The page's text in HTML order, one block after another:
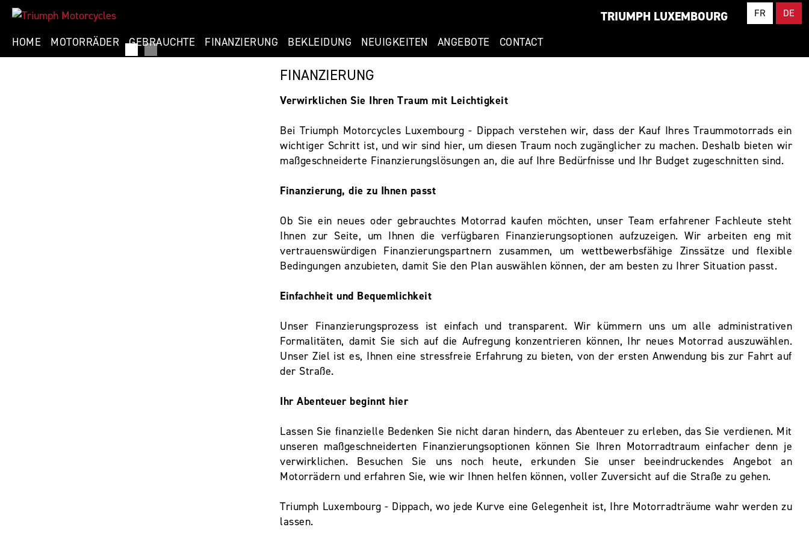
TRIUMPH LUXEMBOURG FR DE
HOME MOTORRÄDER GEBRAUCHTE FINANZIERUNG BEKLEIDUNG NEUIGKEITEN ANGEBOTE CONTACT
FINANZIERUNG
Verwirklichen Sie Ihren Traum mit Leichtigkeit
Bei Triumph Motorcycles Luxembourg - Dippach verstehen wir, dass der Kauf Ihres Traummotorrads ein
wichtiger Schritt ist, und wir sind hier, um diesen Traum noch zugänglicher zu machen. Deshalb bieten wir
maßgeschneiderte Finanzierungslösungen an, die auf Ihre Bedürfnisse und Ihr Budget zugeschnitten sind.
Finanzierung, die zu Ihnen passt
Ob Sie ein neues oder gebrauchtes Motorrad kaufen möchten, unser Team erfahrener Fachleute steht
Ihnen zur Seite, um Ihnen die verfügbaren Finanzierungsoptionen aufzuzeigen. Wir arbeiten eng mit
vertrauenswürdigen Finanzierungspartnern zusammen, um wettbewerbsfähige Zinssätze und flexible
Bedingungen anzubieten, damit Sie den Plan auswählen können, der am besten zu Ihrer Situation passt.
Einfachheit und Bequemlichkeit
Unser Finanzierungsprozess ist einfach und transparent. Wir kümmern uns um alle administrativen
Formalitäten, damit Sie sich auf die Aufregung konzentrieren können, Ihr neues Motorrad auszuwählen.
Unser Ziel ist es, Ihnen eine stressfreie Erfahrung zu bieten, von der ersten Anwendung bis zur Fahrt auf
der Straße.
Ihr Abenteuer beginnt hier
Lassen Sie finanzielle Bedenken Sie nicht daran hindern, das Abenteuer zu erleben, das Sie verdienen. Mit
unseren maßgeschneiderten Finanzierungsoptionen können Sie Ihren Motorradtraum einfacher denn je
verwirklichen. Besuchen Sie uns noch heute, erkunden Sie unser beeindruckendes Angebot an
Motorrädern und erfahren Sie, wie wir Ihnen helfen können, voller Zuversicht auf die Straße zu gehen.
Triumph Luxembourg - Dippach, wo jede Kurve eine Gelegenheit ist, Ihre Motorradträume wahr werden zu
lassen.